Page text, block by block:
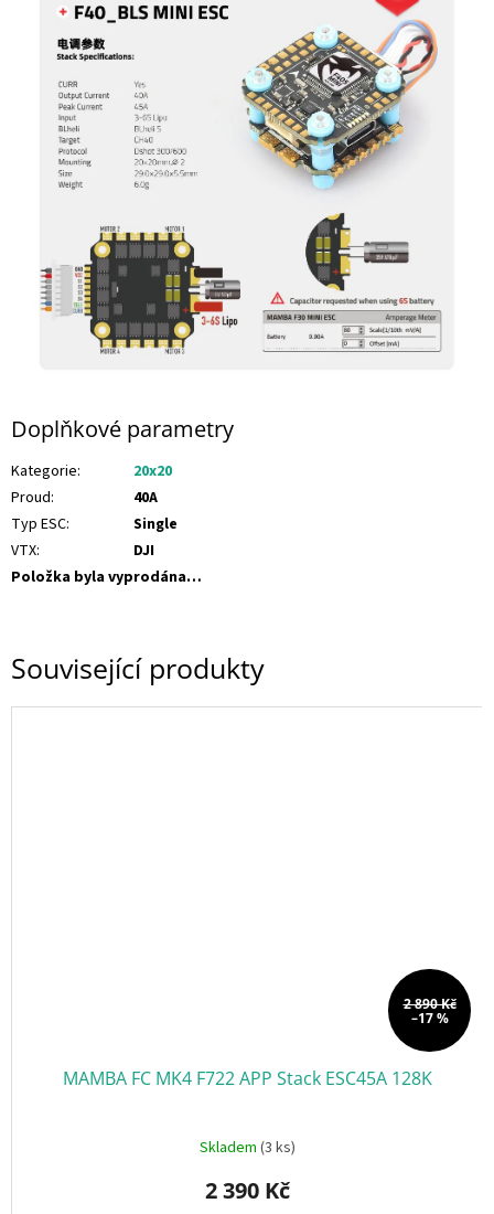
Související produkty
2 890 Kč
–17 %
MAMBA FC MK4 F722 APP Stack ESC45A 128K
Skladem (3 ks)
2 390 Kč
Doplňkové parametry
Kategorie:
20x20
Proud:
40A
Typ ESC:
Single
VTX:
DJI
Položka byla vyprodána…